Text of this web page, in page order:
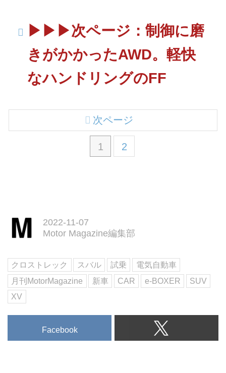
▶︎▶︎▶︎次ページ：制御に磨
きがかかったAWD。軽快
なハンドリングのFF
1 2
次ページ
2022-11-07
Motor Magazine編集部
クロストレック スバル 試乗
電気自動車
月刊MotorMagazine
新車 CAR e-BOXER
SUV
XV
Facebook